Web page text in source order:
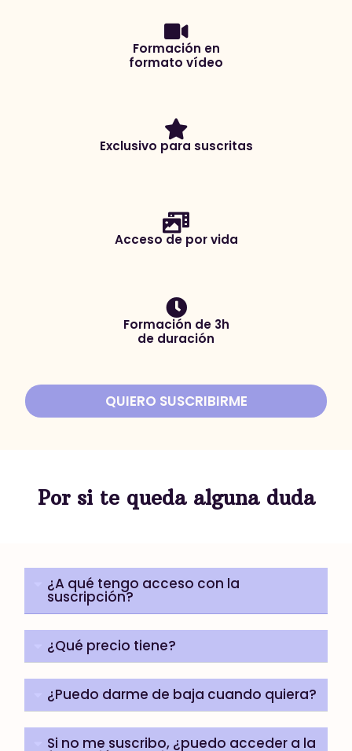
Formación en
formato vídeo
Exclusivo para suscritas
Acceso de por vida
Formación de 3h
de duración
QUIERO SUSCRIBIRME
Por si te queda alguna duda
¿A qué tengo acceso con la
suscripción?
¿Qué precio tiene?
¿Puedo darme de baja cuando quiera?
Si no me suscribo, ¿puedo acceder a la